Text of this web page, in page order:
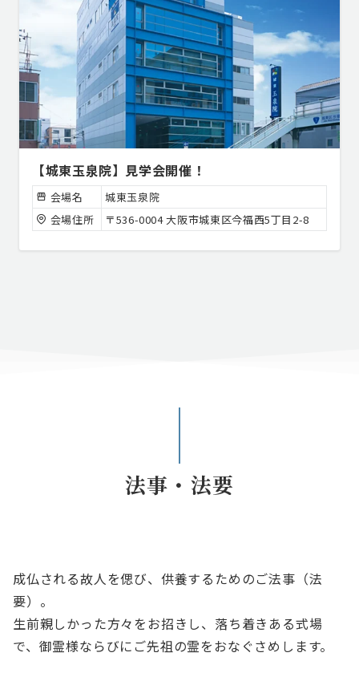
【城東玉泉院】見学会開催！
会場名
城東玉泉院
会場住所
〒536-0004 大阪市城東区今福西5丁目2-8
法事・法要
成仏される故人を偲び、供養するためのご法事（法
要）。
生前親しかった方々をお招きし、落ち着きある式場
で、御霊様ならびにご先祖の霊をおなぐさめします。